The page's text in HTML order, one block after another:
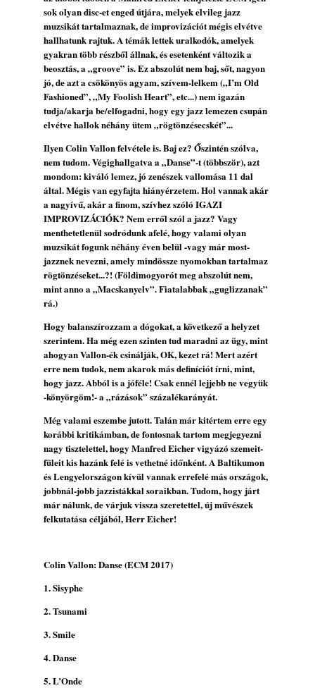
Vér, tornádó és jazz – megjelent a Daveform
Quintet és Kurt Rosenwinkel közös
lemezének új előfutára, a Sharknado
2026. július 31.
Magyar jazzmuzsikus szülők és zenész
gyermekeik – 42. rész: Vörös László +
Vörösné Strausz Eszter + Vörös Bence
2026. július 30.
The Next Generation — 11. rész: Horváth
Szabolcs
2026. július 25.
FREE JAZZ ALBUMS 2026 - 134. rész
2026. július 16.
A free jazz kiemelkedő alakjai - 79. rész:
Marion Brown
2026. július 13.
sok olyan disc-et enged útjára, melyek elvileg jazz
muzsikát tartalmaznak, de improvizációt mégis elvétve
hallhatunk rajtuk. A témák lettek uralkodók, amelyek
gyakran több részből állnak, és esetenként változik a
beosztás, a „groove” is. Ez abszolút nem baj, sőt, nagyon
jó, de azt a csökönyös agyam, szívem-lelkem („I’m Old
Fashioned”, „My Foolish Heart”, etc...) nem igazán
tudja/akarja be/elfogadni, hogy egy jazz lemezen csupán
elvétve hallok néhány ütem „rögtönzésecskét”...
Ilyen Colin Vallon felvétele is. Baj ez? Őszintén szólva,
nem tudom. Végighallgatva a „Danse”-t (többször), azt
mondom: kiváló lemez, jó zenészek vallomása 11 dal
által. Mégis van egyfajta hiányérzetem. Hol vannak akár
a nagyívű, akár a finom, szívhez szóló IGAZI
IMPROVIZÁCIÓK? Nem erről szól a jazz? Vagy
menthetetlenül sodródunk afelé, hogy valami olyan
muzsikát fogunk néhány éven belül -vagy már most-
jazznek nevezni, amely mindössze nyomokban tartalmaz
rögtönzéseket...?! (Földimogyorót meg abszolút nem,
mint anno a „Macskanyelv”. Fiatalabbak „guglizzanak”
rá.)
Hogy balanszírozzam a dógokat, a következő a helyzet
szerintem. Ha még ezen szinten tud maradni az ügy, mint
ahogyan Vallon-ék csinálják, OK, kezet rá! Mert azért
erre nem tudok, nem akarok más definíciót írni, mint,
hogy jazz. Abból is a jóféle! Csak ennél lejjebb ne vegyük
-könyörgöm!- a „rázások” százalékarányát.
Még valami eszembe jutott. Talán már kitértem erre egy
korábbi kritikámban, de fontosnak tartom megjegyezni
nagy tisztelettel, hogy Manfred Eicher vigyázó szemeit-
füleit kis hazánk felé is vethetné időnként. A Baltikumon
és Lengyelországon kívül vannak errefelé más országok,
jobbnál-jobb jazzistákkal soraikban. Tudom, hogy járt
már nálunk, de várjuk vissza szeretettel, új művészek
felkutatása céljából, Herr Eicher!
Colin Vallon: Danse (ECM 2017)
1. Sisyphe
2. Tsunami
3. Smile
4. Danse
5. L’Onde